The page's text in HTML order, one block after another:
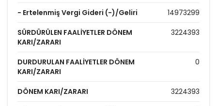
- Ertelenmiş Vergi Gideri (-)/Geliri 14973299
SÜRDÜRÜLEN FAALİYETLER DÖNEM
KARI/ZARARI
3224393
DURDURULAN FAALİYETLER DÖNEM
KARI/ZARARI
0
DÖNEM KARI/ZARARI 3224393